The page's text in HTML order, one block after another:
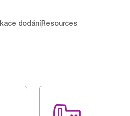
dodáníResources